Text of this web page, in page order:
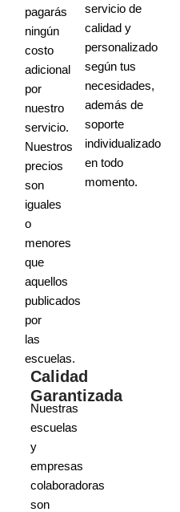
pagarás
ningún
costo
adicional
por
nuestro
servicio.
Nuestros
precios
son
iguales
o
menores
que
aquellos
publicados
por
las
escuelas.
servicio de
calidad y
personalizado
según tus
necesidades,
además de
soporte
individualizado
en todo
momento.
Calidad
Garantizada
Nuestras
escuelas
y
empresas
colaboradoras
son